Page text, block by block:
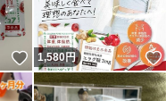
いいね！
1,580円